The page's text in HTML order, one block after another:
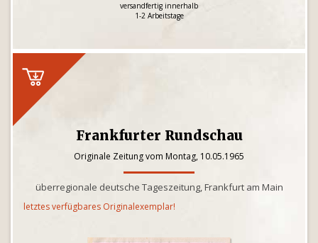
versandfertig innerhalb
1-2 Arbeitstage
Frankfurter Rundschau
Originale Zeitung vom Montag, 10.05.1965
überregionale deutsche Tageszeitung, Frankfurt am Main
letztes verfügbares Originalexemplar!